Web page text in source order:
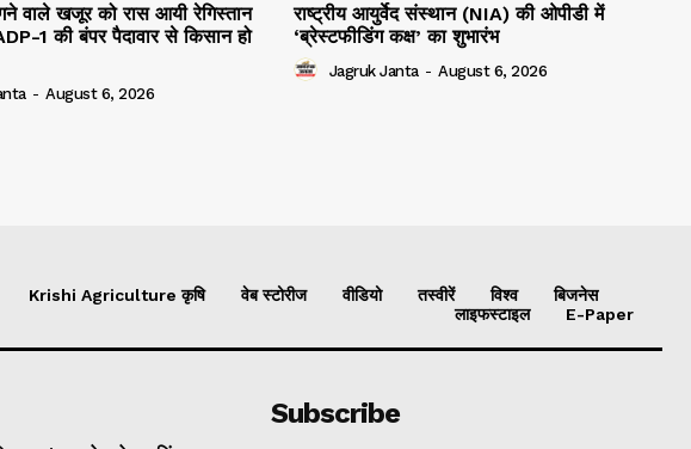
वाले खजूर को रास आयी रेगिस्तान
1 की बंपर पैदावार से किसान हो
- August 6, 2026
राष्ट्रीय आयुर्वेद संस्थान (NIA) की ओपीडी में
‘ब्रेस्टफीडिंग कक्ष’ का शुभारंभ
Jagruk Janta - August 6, 2026
Krishi Agriculture कृषि वेब स्टोरीज वीडियो तस्वीरें विश्व
बिजनेस
लाइफस्टाइल
E-Paper
Subscribe